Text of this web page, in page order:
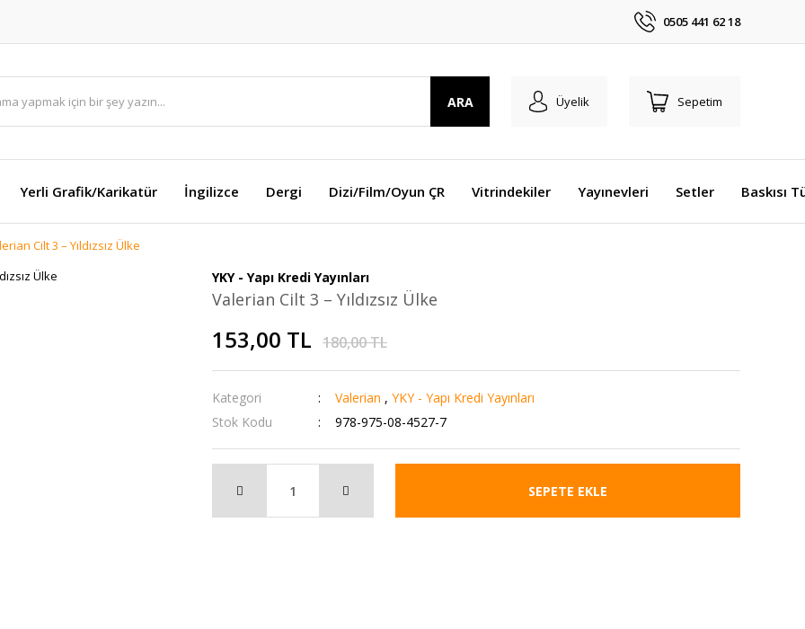
0505 441 62 18
ARA Üyelik Sepetim
Yerli Grafik/Karikatür İngilizce Dergi Dizi/Film/Oyun ÇR Vitrindekiler Yayınevleri Setler Baskısı
Cilt 3 – Yıldızsız Ülke
YKY - Yapı Kredi Yayınları
Valerian Cilt 3 – Yıldızsız Ülke
153,00 TL 180,00 TL
Kategori Valerian , YKY - Yapı Kredi Yayınları
Stok Kodu
978-975-08-4527-7
SEPETE EKLE